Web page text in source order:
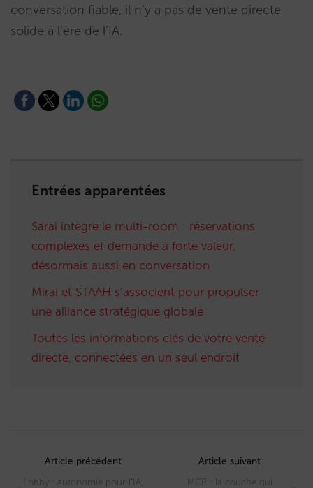
conversation fiable, il n’y a pas de vente directe
solide à l’ère de l’IA.
Entrées apparentées
Sarai intègre le multi-room : réservations
complexes et demande à forte valeur,
désormais aussi en conversation
Mirai et STAAH s’associent pour propulser
une alliance stratégique globale
Toutes les informations clés de votre vente
directe, connectées en un seul endroit
navigation
Article précédent
Lobby : autonomie pour l’IA,
Article suivant
MCP : la couche qui